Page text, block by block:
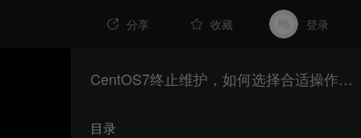
分享 收藏 登录
CentOS7终止维护，如何选择合适操作系统部署K8S集群
目录